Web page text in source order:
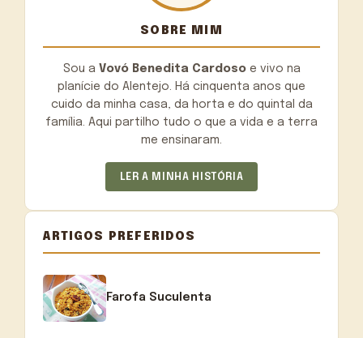
SOBRE MIM
Sou a Vovó Benedita Cardosoe vivo na
planície do Alentejo. Há cinquenta anos que
cuido da minha casa, da horta e do quintal da
família. Aqui partilho tudo o que a vida e a terra
me ensinaram.
LER A MINHA HISTÓRIA
ARTIGOS PREFERIDOS
Farofa Suculenta